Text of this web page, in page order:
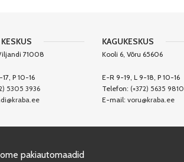
71008
P 10-16
5305 3936
KAGUKESKUS
Kooli 6, Võru 65606
E-R 9-19, L 9-18, P 10-16
Telefon: (+372) 5635 9810
E-mail:voru@kraba.ee
pakiautomaadid